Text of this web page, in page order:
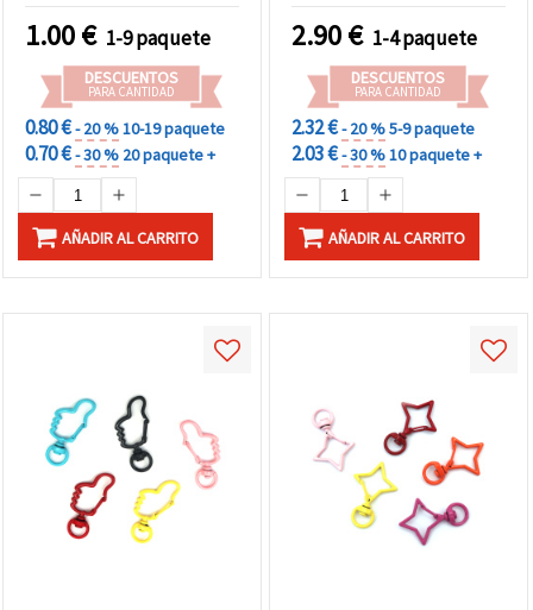
1.00€ 1-9 paquete
DESCUENTOS
PARA CANTIDAD
0.80 €- 20 %10-19 paquete
0.70 €- 30 % 20 paquete +
AÑADIR AL CARRITO
2.90€ 1-4 paquete
DESCUENTOS
PARA CANTIDAD
2.32 €- 20 %5-9 paquete
2.03 €- 30 %10 paquete +
AÑADIR AL CARRITO